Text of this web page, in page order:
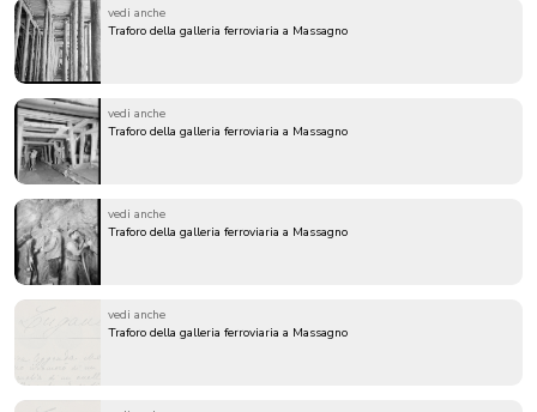
vedi anche
Traforo della galleria ferroviaria a Massagno
vedi anche
Traforo della galleria ferroviaria a Massagno
vedi anche
Traforo della galleria ferroviaria a Massagno
vedi anche
Traforo della galleria ferroviaria a Massagno